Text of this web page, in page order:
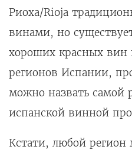
Риоха/Rioja
винами, но
хороших красных вин
регионов Испании,
можно назвать самой
испанской винной
Кстати, любой регион